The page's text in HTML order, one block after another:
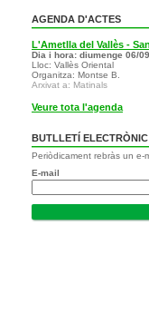
AGENDA D'ACTES
L'Ametlla del Vallès -
Dia i hora: diumenge 06/
Lloc: Vallès Oriental
Organitza: Montse B.
Arxivat a: Matinals
Veure tota l'agenda
BUTLLETÍ ELECTRÒNIC
Periòdicament rebràs un e-
E-mail